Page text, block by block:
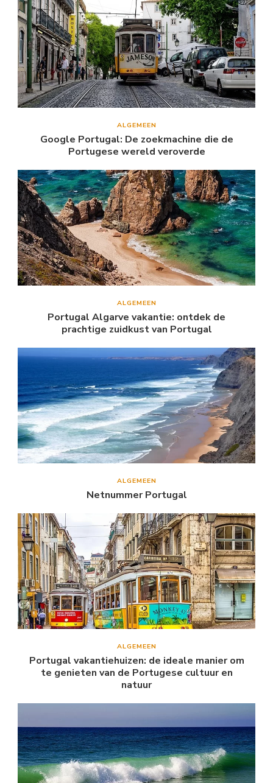
ALGEMEEN
Google Portugal: De zoekmachine die de
Portugese wereld veroverde
ALGEMEEN
Portugal Algarve vakantie: ontdek de
prachtige zuidkust van Portugal
ALGEMEEN
Netnummer Portugal
ALGEMEEN
Portugal vakantiehuizen: de ideale manier om
te genieten van de Portugese cultuur en
natuur